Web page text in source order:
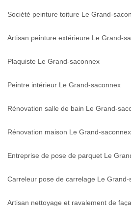
Société peinture toiture Le Grand-
Artisan peinture extérieure Le Grand-
Plaquiste Le Grand-saconnex
Peintre intérieur Le Grand-saconnex
Rénovation salle de bain Le Grand-
Rénovation maison Le Grand-saconnex
Entreprise de pose de parquet Le
Carreleur pose de carrelage Le Grand-
Artisan nettoyage et ravalement de